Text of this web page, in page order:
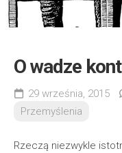
O wadze
29 września, 2015
Przemyślenia
Rzeczą niezwykle